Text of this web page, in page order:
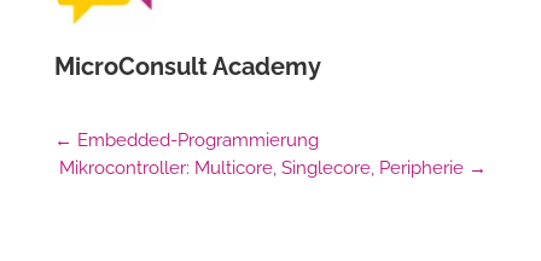
MicroConsult Academy
← Embedded-Programmierung
Mikrocontroller: Multicore, Singlecore, Peripherie →